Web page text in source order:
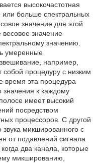
высокочастотная
больше спектральных
значение для этой
весовое значение
значению.
умеренные
например,
процедуру с низким
время эта процедура
значения к каждому
имеет высокий
посредством
процессоров. С другой
звука микшированного с
от подавлений сигнала
два канала, которые
микшированию,